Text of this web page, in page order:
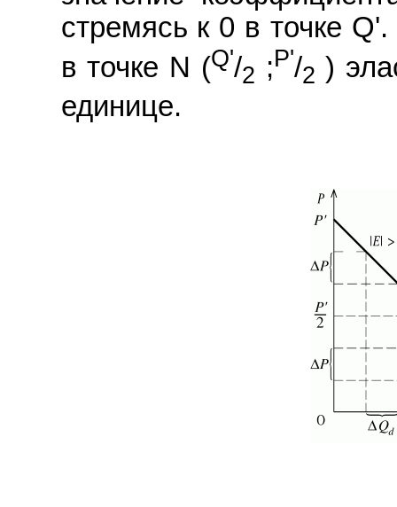
стремясь к 0 в точке
в точке N (Q'/2 ;P'/2 )
единице.